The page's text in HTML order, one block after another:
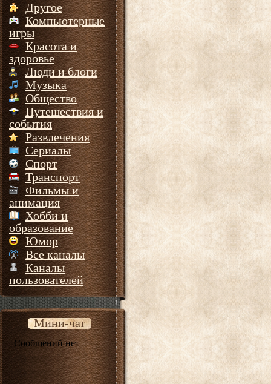
Другое
Компьютерные
игры
Красота и
здоровье
Люди и блоги
Музыка
Общество
Путешествия и
события
Развлечения
Сериалы
Спорт
Транспорт
Фильмы и
анимация
Хобби и
образование
Юмор
Все каналы
Каналы
пользователей
Мини-чат